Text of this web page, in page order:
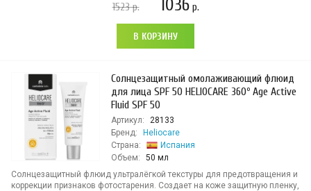
1523р. 1036р.
В КОРЗИНУ
Солнцезащитный омолаживающий флюид
для лица SPF 50 HELIOCARE 360º Age Active
Fluid SPF 50
Артикул:
28133
Бренд:
Heliocare
Страна:
Испания
Объем:
50 мл
Солнцезащитный флюид ультралёгкой текстуры для предотвращения и
коррекции признаков фотостарения. Создает на коже защитную пленку,